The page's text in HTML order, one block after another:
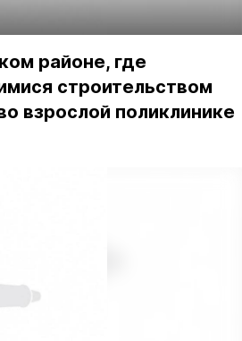
районе, где
строительством
взрослой поликлинике